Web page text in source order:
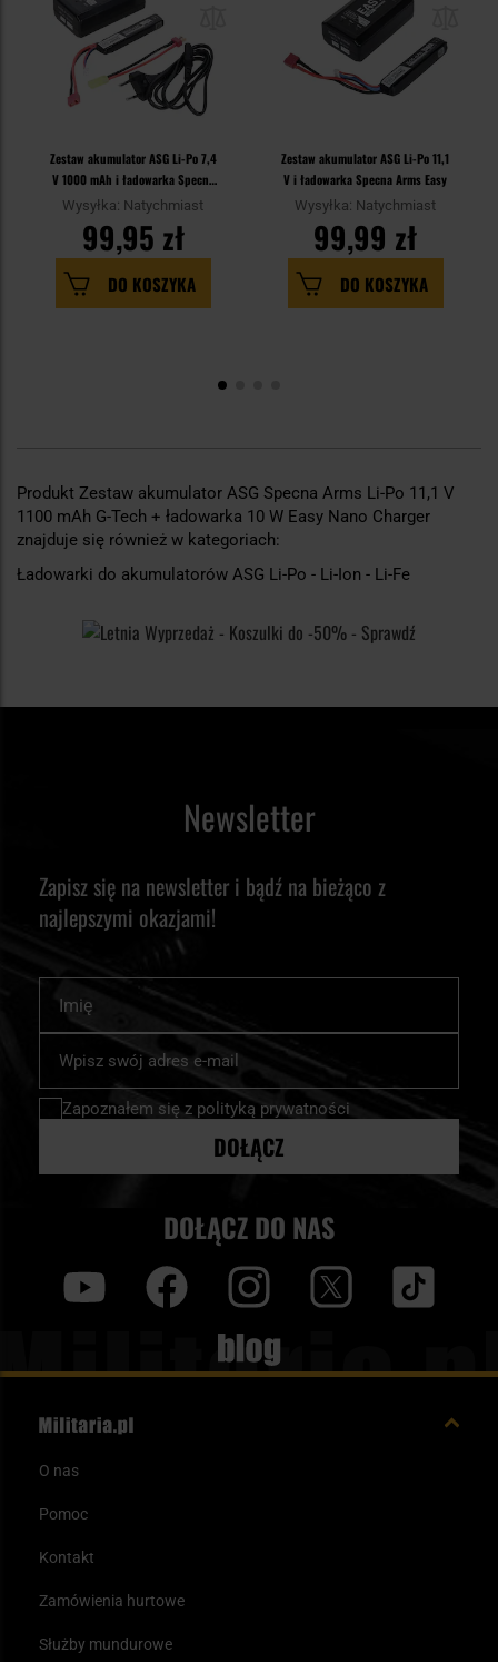
Zestaw akumulator ASG Li-Po 7,4
V 1000 mAh i ładowarka Specna
Arms Easy
Wysyłka: Natychmiast
99,95 zł
DO KOSZYKA
Zestaw akumulator ASG Li-Po 11,1
V i ładowarka Specna Arms Easy
Wysyłka: Natychmiast
99,99 zł
DO KOSZYKA
Produkt Zestaw akumulator ASG Specna Arms Li-Po 11,1 V
1100 mAh G-Tech + ładowarka 10 W Easy Nano Charger
znajduje się również w kategoriach:
Ładowarki do akumulatorów ASG Li-Po - Li-Ion - Li-Fe
Newsletter
Zapisz się na newsletter i bądź na bieżąco z
najlepszymi okazjami!
nasz
newsletter:
Zapoznałem się z polityką prywatności
DOŁĄCZ
DOŁĄCZ DO NAS
Blog
O nas
Pomoc
Kontakt
Zamówienia hurtowe
Służby mundurowe